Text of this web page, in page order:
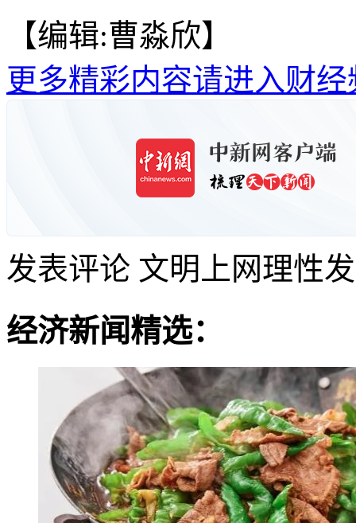
【编辑:曹淼欣】
更多精彩内容请进入财经
发表评论 文明上网理性
经济新闻精选：